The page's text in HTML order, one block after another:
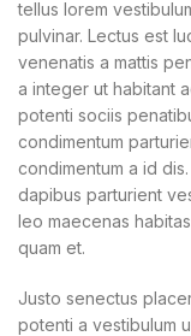
tellus lorem
pulvinar. Lectus est
venenatis a mattis
a integer ut habitant
potenti sociis
condimentum
condimentum a id
dapibus parturient
leo maecenas
quam et.
Justo senectus
potenti a vestibulum